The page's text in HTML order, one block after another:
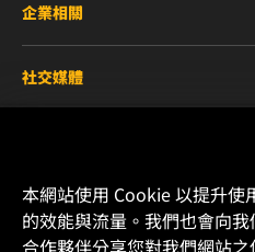
重型設備車輛
小客車與商用車
賽車產品
企業相關
關於WIX
聯絡我們
社交媒體
Instagram
本網站使用 Cookie 以提升使
的效能與流量。我們也會向
合作夥伴分享您對我們網站之